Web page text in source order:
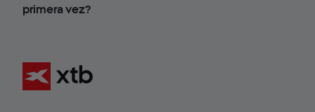
primera vez?